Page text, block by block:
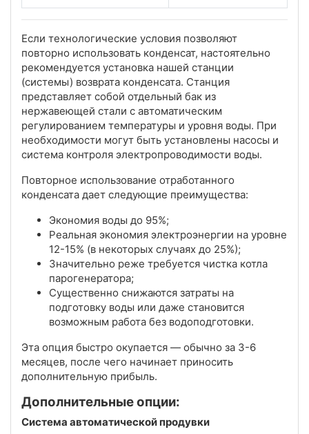
Если технологические условия позволяют
повторно использовать конденсат, настоятельно
рекомендуется установка нашей станции
(системы) возврата конденсата. Станция
представляет собой отдельный бак из
нержавеющей стали с автоматическим
регулированием температуры и уровня воды. При
необходимости могут быть установлены насосы и
система контроля электропроводимости воды.
Повторное использование отработанного
конденсата дает следующие преимущества:
Экономия воды до 95%;
Реальная экономия электроэнергии на уровне
12-15% (в некоторых случаях до 25%);
Значительно реже требуется чистка котла
парогенератора;
Существенно снижаются затраты на
подготовку воды или даже становится
возможным работа без водоподготовки.
Эта опция быстро окупается — обычно за 3-6
месяцев, после чего начинает приносить
дополнительную прибыль.
Дополнительные опции:
Система автоматической продувки